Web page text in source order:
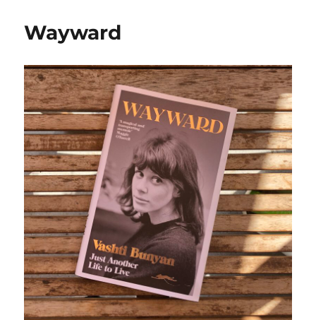
Wayward